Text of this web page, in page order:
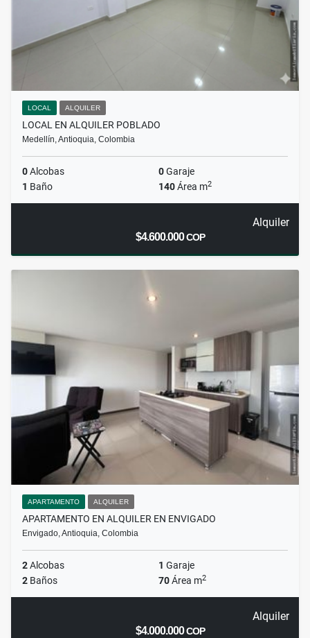
LOCAL ALQUILER
LOCAL EN ALQUILER POBLADO
Medellín, Antioquia, Colombia
0Alcobas 0Garaje
1 Baño 140Área m2
Alquiler
$4.600.000COP
APARTAMENTO ALQUILER
APARTAMENTO EN ALQUILER EN ENVIGADO
Envigado, Antioquia, Colombia
2Alcobas 1 Garaje
2 Baños 70Área m2
Alquiler
$4.000.000COP